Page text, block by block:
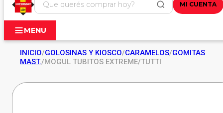
MI CUENTA
MENU
INICIO/GOLOSINAS Y KIOSCO/CARAMELOS/GOMITAS
MAST./MOGUL TUBITOS EXTREME/TUTTI